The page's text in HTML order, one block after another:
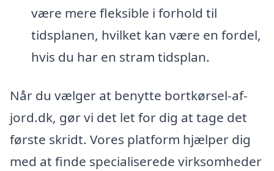
være mere fleksible i forhold til
tidsplanen, hvilket kan være en fordel,
hvis du har en stram tidsplan.
Når du vælger at benytte bortkørsel-af-
jord.dk, gør vi det let for dig at tage det
første skridt. Vores platform hjælper dig
med at finde specialiserede virksomheder